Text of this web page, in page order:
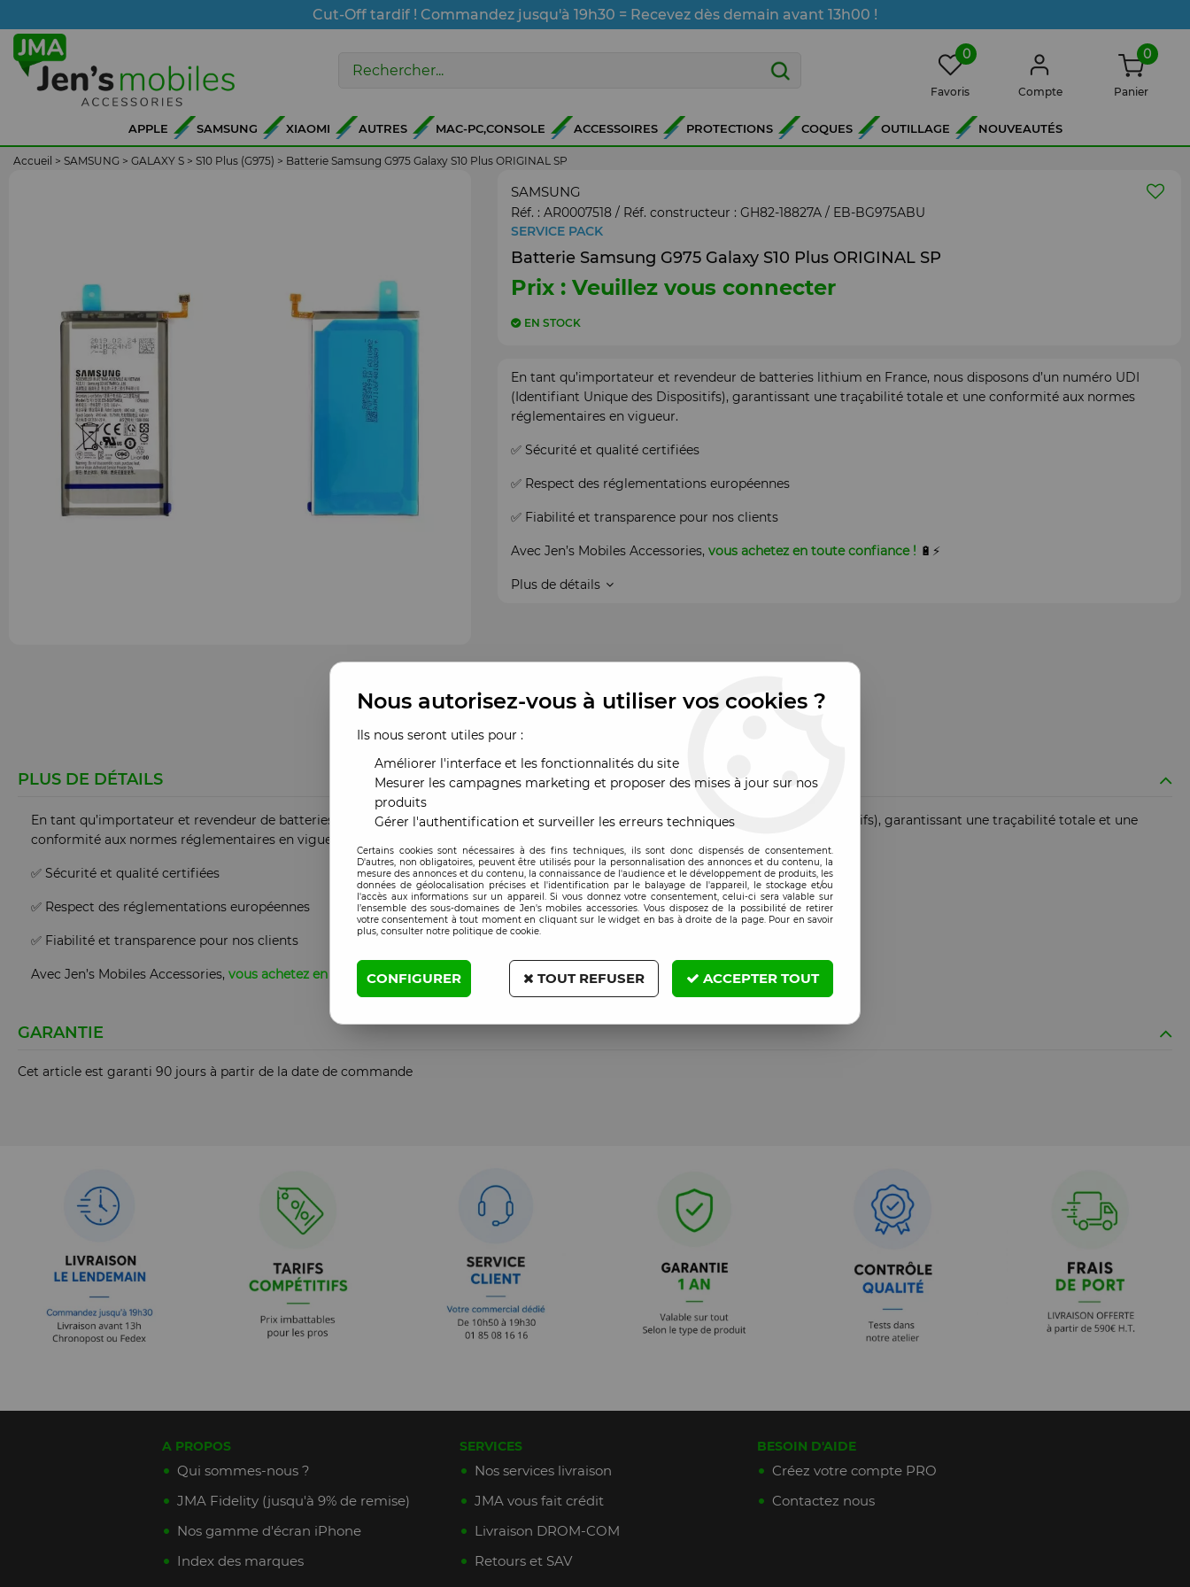
Cut-Off tardif ! Commandez jusqu'à 19h30 = Recevez dès demain avant 13h00 !
0
Favoris Compte
0
Panier
APPLE SAMSUNG XIAOMI AUTRES MAC-PC,CONSOLE ACCESSOIRES PROTECTIONS COQUES OUTILLAGE NOUVEAUTÉS
Accueil > SAMSUNG > GALAXY S > S10 Plus (G975) > Batterie Samsung G975 Galaxy S10 Plus ORIGINAL SP
SAMSUNG
Réf. : AR0007518/ Réf. constructeur : GH82-18827A / EB-BG975ABU
SERVICE PACK
Batterie Samsung G975 Galaxy S10 Plus ORIGINAL SP
Prix : Veuillez vous connecter
EN STOCK
En tant qu’importateur et revendeur de batteries lithium en France, nous disposons d’un numéro UDI
(Identifiant Unique des Dispositifs), garantissant une traçabilité totale et une conformité aux normes
réglementaires en vigueur.
✅ Sécurité et qualité certifiées
✅ Respect des réglementations européennes
✅ Fiabilité et transparence pour nos clients
Avec Jen’s Mobiles Accessories, vous achetez en toute confiance ! 🔋⚡
Plus de détails
PLUS DE DÉTAILS
En tant qu’importateur et revendeur de batteries lithium en France, nous disposons d’un numéro UDI (Identifiant Unique des Dispositifs), garantissant une traçabilité totale et une
conformité aux normes réglementaires en vigueur.
✅ Sécurité et qualité certifiées
✅ Respect des réglementations européennes
✅ Fiabilité et transparence pour nos clients
Avec Jen’s Mobiles Accessories, vous achetez en toute confiance !🔋⚡
GARANTIE
Cet article est garanti 90 jours à partir de la date de commande
A PROPOS
Qui sommes-nous ?
JMA Fidelity (jusqu'à 9% de remise)
Nos gamme d'écran iPhone
Index des marques
SERVICES
Nos services livraison
JMA vous fait crédit
Livraison DROM-COM
Retours et SAV
BESOIN D'AIDE
Créez votre compte PRO
Contactez nous
Nous autorisez-vous à utiliser vos cookies ?
Ils nous seront utiles pour :
Améliorer l'interface et les fonctionnalités du site
Mesurer les campagnes marketing et proposer des mises à jour sur nos
produits
Gérer l'authentification et surveiller les erreurs techniques
Certains cookies sont nécessaires à des fins techniques, ils sont donc dispensés de consentement.
D'autres, non obligatoires, peuvent être utilisés pour la personnalisation des annonces et du contenu, la
mesure des annonces et du contenu, la connaissance de l'audience et le développement de produits, les
données de géolocalisation précises et l'identification par le balayage de l'appareil, le stockage et/ou
l'accès aux informations sur un appareil. Si vous donnez votre consentement, celui-ci sera valable sur
l’ensemble des sous-domaines de Jen's mobiles accessories. Vous disposez de la possibilité de retirer
votre consentement à tout moment en cliquant sur le widget en bas à droite de la page. Pour en savoir
plus, consulter notre politique de cookie.
CONFIGURER TOUT REFUSER ACCEPTER TOUT